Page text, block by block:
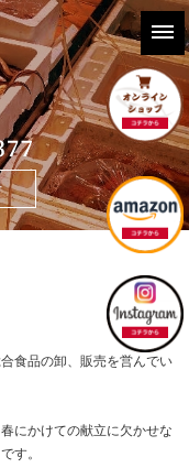
食品の卸、販売を営んでい
にかけての献立に欠かせな
す。